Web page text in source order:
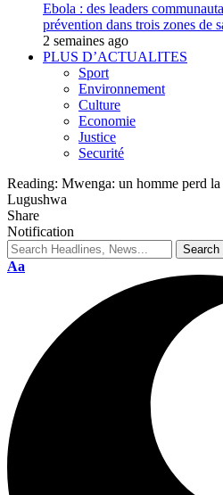
Ebola : des leaders
prévention dans trois zones de
2 semaines ago
PLUS D’ACTUALITES
Sport
Environnement
Culture
Economie
Justice
Securité
Reading: Mwenga: un homme perd
Lugushwa
Share
Notification
Aa